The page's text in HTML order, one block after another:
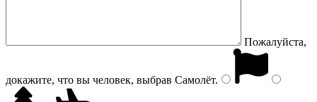
Пожалуйста,
докажите, что вы человек, выбрав Самолёт.